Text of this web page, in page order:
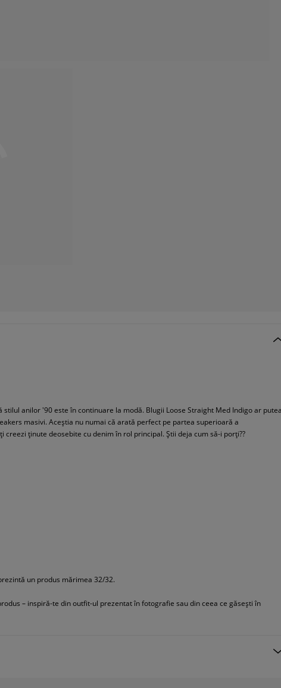
anilor '90 este în continuare la modă. Blugii Loose Straight Med Indigo ar putea
masivi. Aceștia nu numai că arată perfect pe partea superioară a
ținute deosebite cu denim în rol principal. Știi deja cum să-i porți??
un produs mărimea 32/32.
– inspiră-te din outfit-ul prezentat în fotografie sau din ceea ce găsești în